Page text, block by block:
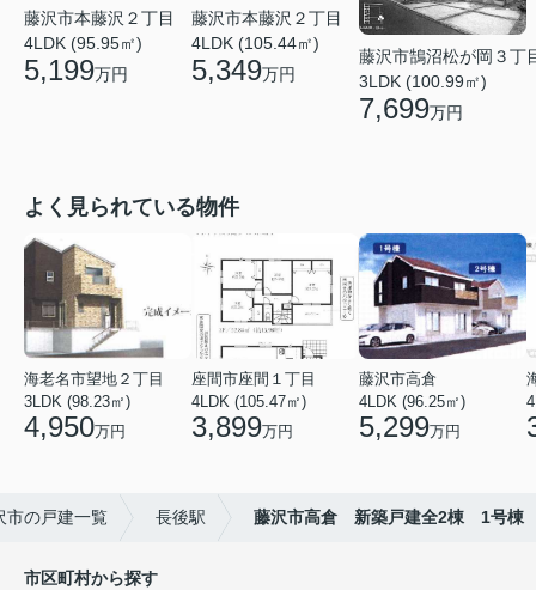
藤沢市本藤沢２丁目
4LDK (95.95㎡)
5,199万円
藤沢市本藤沢２丁目
4LDK (105.44㎡)
5,349万円
藤沢市鵠沼松が岡３丁
3LDK (100.99㎡)
7,699万円
よく見られている物件
海老名市望地２丁目
3LDK (98.23㎡)
4,950万円
座間市座間１丁目
4LDK (105.47㎡)
3,899万円
藤沢市高倉
4LDK (96.25㎡)
5,299万円
市の戸建一覧 長後駅 藤沢市高倉 新築戸建全2棟 1号棟
市区町村から探す